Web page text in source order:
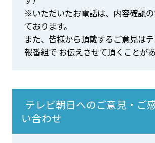
※いただいたお電話は、内容確認
ております。
また、皆様から頂戴するご意見は
報番組で お伝えさせて頂くことがあ
テレビ朝日へのご意見・ご
い合わせ